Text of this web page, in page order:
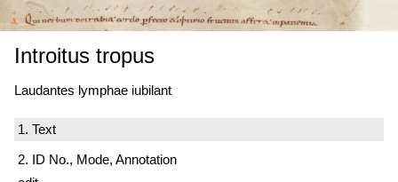
Introitus tropus
Laudantes lymphae iubilant
1. Text
2. ID No., Mode, Annotation